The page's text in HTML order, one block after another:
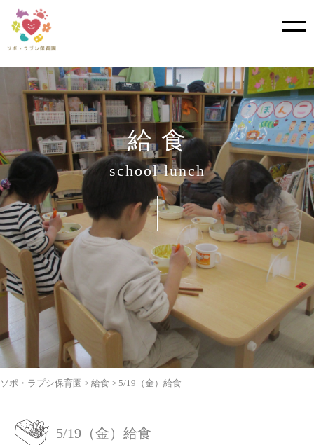
Skip
content
給 食
school lunch
ソポ・ラプシ保育園 > 給食 > 5/19（金）給食
5/19（金）給食